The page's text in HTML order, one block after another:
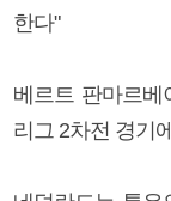
한다"
베르트 판마르
리그 2차전 경기